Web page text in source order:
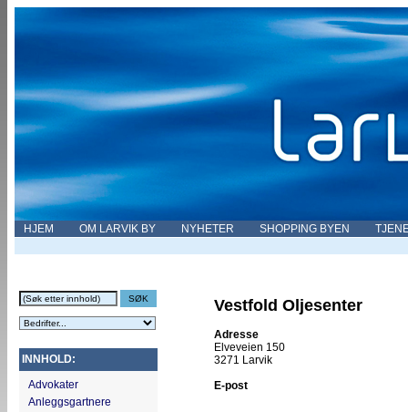
HJEM OM LARVIK BY NYHETER SHOPPING BYEN
INNHOLD:
Advokater
Anleggsgartnere
Vestfold Oljesenter
Adresse
Elveveien 150
3271 Larvik
E-post